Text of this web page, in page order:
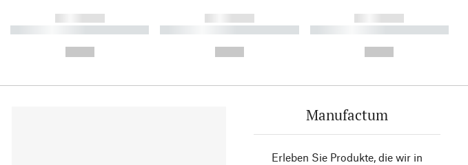
------------
----------- ----------- ----------
------------
----------- ----------- ----------
------------
----------- ----------- ----------
Manufactum
Erleben Sie Produkte, die wir in